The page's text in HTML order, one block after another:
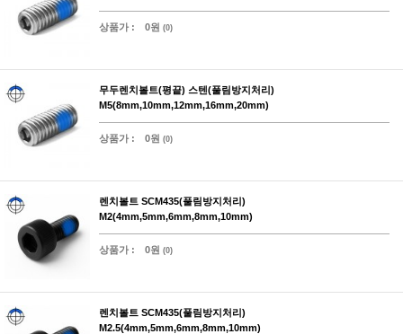
상품가 : 0원 (0)
무두렌치볼트(평끝) 스텐(풀림방지처리)
M5(8mm,10mm,12mm,16mm,20mm)
상품가 : 0원 (0)
렌치볼트 SCM435(풀림방지처리)
M2(4mm,5mm,6mm,8mm,10mm)
상품가 : 0원 (0)
렌치볼트 SCM435(풀림방지처리)
M2.5(4mm,5mm,6mm,8mm,10mm)